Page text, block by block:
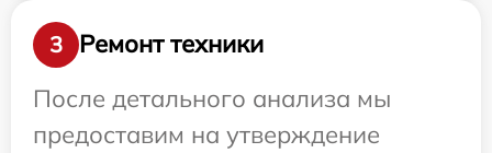
3
Ремонт техники
После детального анализа мы
предоставим на утверждение